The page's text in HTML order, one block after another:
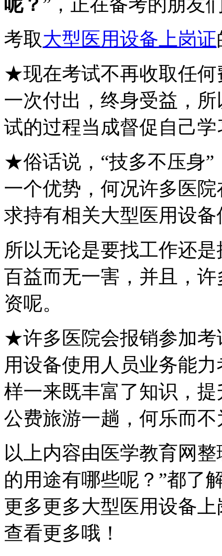
考取大型医用设备上岗证
★现在考试不再收取任何
一次付出，终身受益，
试的过程当成督促自己
★俗话说，“技多不压身”
一个优势，何况许多医
求持有相关大型医用设
所以无论是要找工作还
百益而无一害，并且，
资呢。
★许多医院会报销参加考
用设备使用人员业务能
样一来既丰富了知识，
公费旅游一趟，何乐而不
以上内容由医学教育网
的用途有哪些呢？”都了
更多更多大型医用设备
查看更多哦！